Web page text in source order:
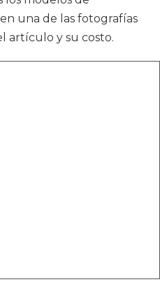
una de las fotografías
artículo y su costo.